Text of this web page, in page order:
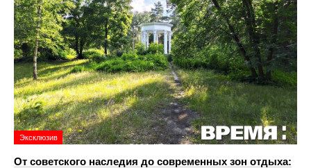
Эксклюзив
От советского наследия до современных зон отдыха: